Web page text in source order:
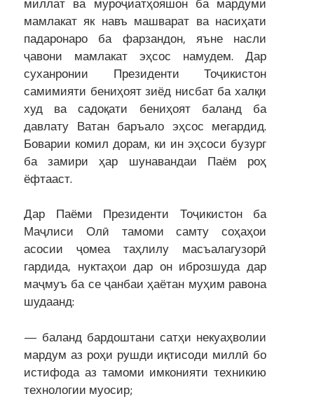
мамлакат як навъ машварат ва насиҳати
падаронаро ба фарзандон, яъне насли
ҷавони мамлакат эҳсос намудем. Дар
суханронии Президенти Тоҷикистон
самимияти бениҳоят зиёд нисбат ба халқи
худ ва садоқати бениҳоят баланд ба
давлату Ватан баръало эҳсос мегардид.
Боварии комил дорам, ки ин эҳсоси бузург
ба замири ҳар шунавандаи Паём роҳ
ёфтааст.
Дар Паёми Президенти Тоҷикистон ба
Маҷлиси Олӣ тамоми самту соҳаҳои
асосии ҷомеа таҳлилу масъалагузорӣ
гардида, нуктаҳои дар он иброзшуда дар
маҷмуъ ба се ҷанбаи ҳаётан муҳим равона
шудаанд:
— баланд бардоштани сатҳи некуаҳволии
мардум аз роҳи рушди иқтисоди миллӣ бо
истифода аз тамоми имконияти техникию
технологии муосир;